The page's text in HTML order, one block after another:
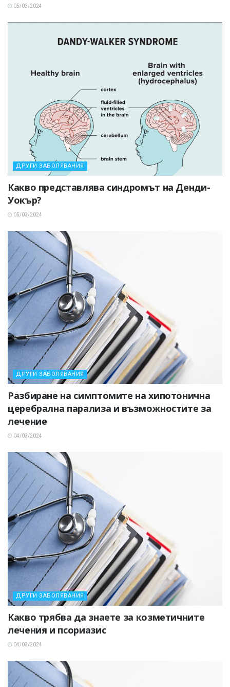
05/03/2024
ДРУГИ ЗАБОЛЯВАНИЯ
Какво представлява синдромът на Денди-
Уокър?
05/03/2024
ДРУГИ ЗАБОЛЯВАНИЯ
Разбиране на симптомите на хипотонична
церебрална парализа и възможностите за
лечение
04/03/2024
ДРУГИ ЗАБОЛЯВАНИЯ
Какво трябва да знаете за козметичните
лечения и псориазис
04/03/2024